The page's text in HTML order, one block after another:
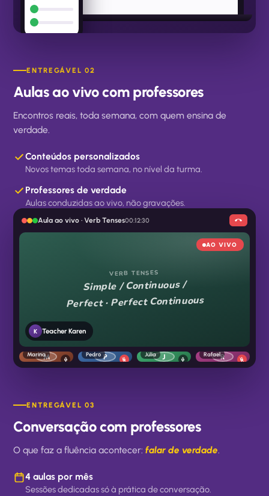
ENTREGÁVEL 02
Aulas ao vivo com professores
Encontros reais, toda semana, com quem ensina de
verdade.
Conteúdos personalizados
Novos temas toda semana, no nível da turma.
Professores de verdade
Aulas conduzidas ao vivo, não gravações.
Aula ao vivo · Verb Tenses00:12:30
AO VIVO
VERB TENSES
Simple / Continuous /
Perfect · Perfect Continuous
K Teacher Karen
M
Marina P
Pedro J
Júlia R
Rafael
ENTREGÁVEL 03
Conversação com professores
O que faz a fluência acontecer:falar de verdade.
4 aulas por mês
Sessões dedicadas só à prática de conversação.